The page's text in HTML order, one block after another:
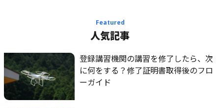
Featured
人気記事
登録講習機関の講習を修了したら、次
に何をする？修了証明書取得後のフロ
ーガイド